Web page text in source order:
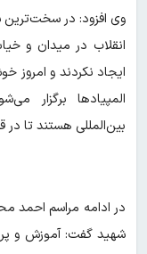
وی افزود: در سخت‌ترین
انقلاب در میدان و
ایجاد نکردند و
المپیادها برگزار
بین‌المللی هستند تا در
در ادامه مراسم احمد
شهید گفت: آموزش و